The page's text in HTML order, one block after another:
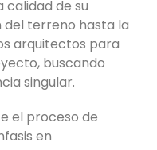
calidad de su
terreno hasta la
arquitectos para
buscando
singular.
el proceso de
en